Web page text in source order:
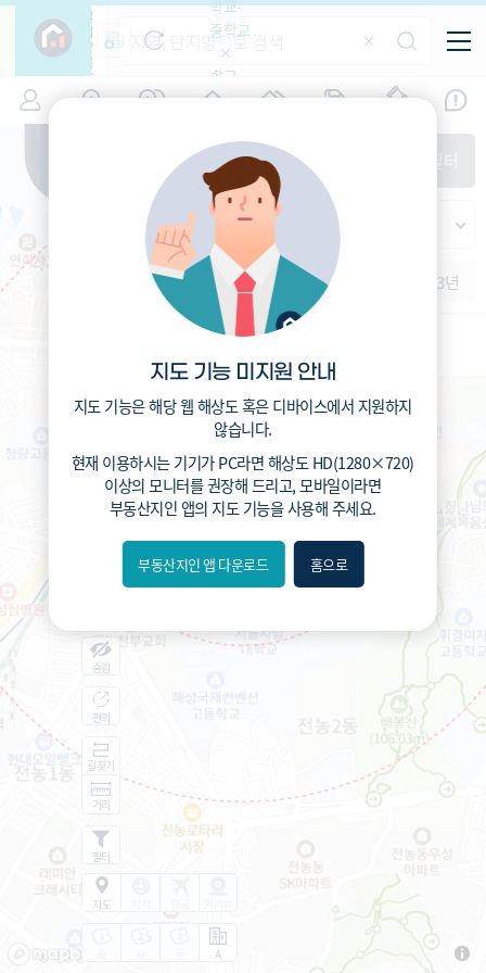
서울휘경초등학교 (공립)
총거리
157m
운전
1.4분
도보
4.9 분
필
항
목
(7)
학교-
중학교
학교-
고등학
면적-
평형
세대
수-100
이상
서울
범례
입주년차
입주예정
25~35년
35년이상
면적
숨김
편의
길찾기
거리
필터
지도
A
시세 입주 거래 전출입
인구
주거 경매
매매 전세 단지필터
가격
가격
범례색상기준
1개월 3개월 6개월 1년 3년
지도 기능 미지원 안내
지도 기능은 해당 웹 해상도 혹은 디바이스에서 지원하지
않습니다.
현재 이용하시는 기기가PC라면 해상도 HD(1280×720)
이상의 모니터를 권장해 드리고, 모바일이라면
부동산지인 앱의 지도 기능을 사용해 주세요.
부동산지인 앱 다운로드 홈으로